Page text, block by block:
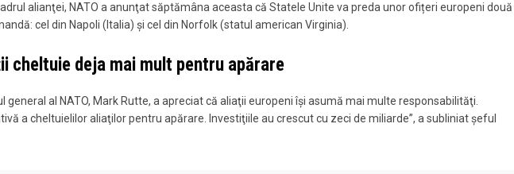
alianţei, NATO a anunţat săptămâna aceasta că Statele Unite va preda unor ofițeri europeni două
cel din Napoli (Italia) şi cel din Norfolk (statul american Virginia).
cheltuie deja mai mult pentru apărare
general al NATO, Mark Rutte, a apreciat că aliaţii europeni îşi asumă mai multe responsabilităţi.
a cheltuielilor aliaţilor pentru apărare. Investiţiile au crescut cu zeci de miliarde”, a subliniat şeful